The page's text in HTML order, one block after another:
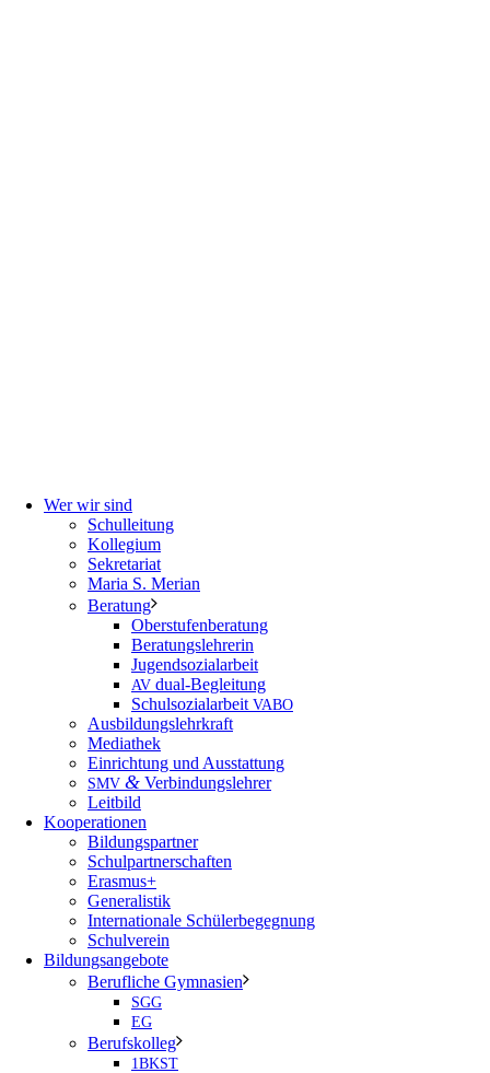
Wer wir sind
Schulleitung
Kollegium
Sekretariat
Maria S. Merian
Beratung
Oberstufenberatung
Beratungslehrerin
Jugendsozialarbeit
AV dual-Begleitung
Schulsozialarbeit VABO
Ausbildungslehrkraft
Mediathek
Einrichtung und Ausstattung
SMV & Verbindungslehrer
Leitbild
Kooperationen
Bildungspartner
Schulpartnerschaften
Erasmus+
Generalistik
Internationale Schülerbegegnung
Schulverein
Bildungsangebote
Berufliche Gymnasien
SGG
EG
Berufskolleg
1BKST